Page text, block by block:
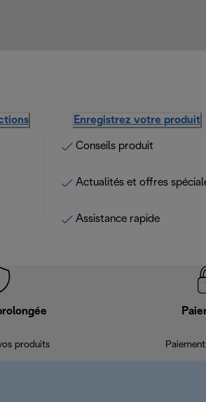
Enregistrez votre produit
Conseils produit
Actualités et offres
Assistance rapide
produits